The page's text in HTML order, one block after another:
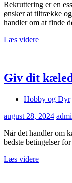
Rekruttering er en
ønsker at tiltrække
handler om at finde
Læs videre
Giv dit
Hobby og Dyr
august 28, 2024
Når det handler om
bedste betingelser
Læs videre